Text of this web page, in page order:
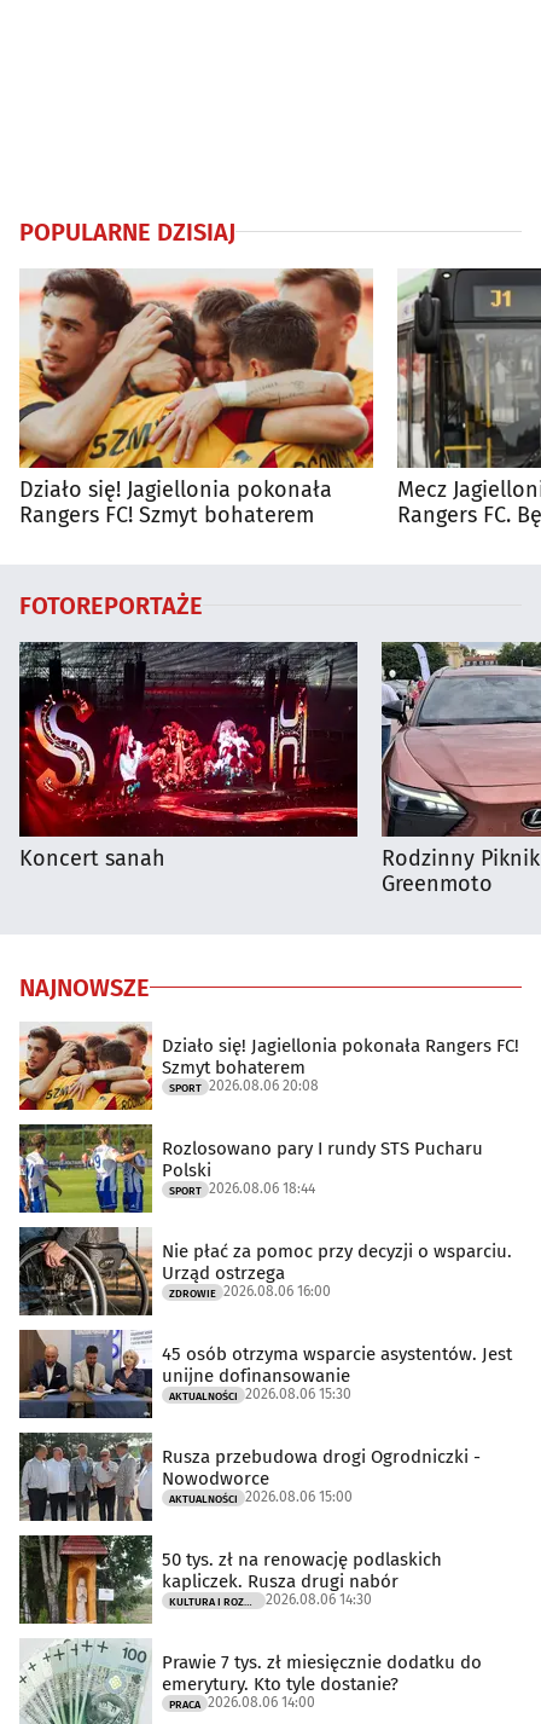
POPULARNE DZISIAJ
Działo się! Jagiellonia pokonała
Rangers FC! Szmyt bohaterem
Mecz
Rangers FC.
FOTOREPORTAŻE
Koncert sanah
Rodzinny
Greenmoto
NAJNOWSZE
Działo się! Jagiellonia pokonała Rangers FC!
Szmyt bohaterem
SPORT 2026.08.06 20:08
Rozlosowano pary I rundy STS Pucharu
Polski
SPORT 2026.08.06 18:44
Nie płać za pomoc przy decyzji o wsparciu.
Urząd ostrzega
ZDROWIE 2026.08.06 16:00
45 osób otrzyma wsparcie asystentów. Jest
unijne dofinansowanie
AKTUALNOŚCI 2026.08.06 15:30
Rusza przebudowa drogi Ogrodniczki -
Nowodworce
AKTUALNOŚCI 2026.08.06 15:00
50 tys. zł na renowację podlaskich
kapliczek. Rusza drugi nabór
KULTURA I ROZRYWKA 2026.08.06 14:30
Prawie 7 tys. zł miesięcznie dodatku do
emerytury. Kto tyle dostanie?
PRACA 2026.08.06 14:00